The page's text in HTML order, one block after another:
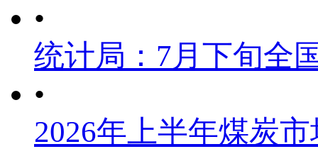
•
统计局：7月下旬全
•
2026年上半年煤炭